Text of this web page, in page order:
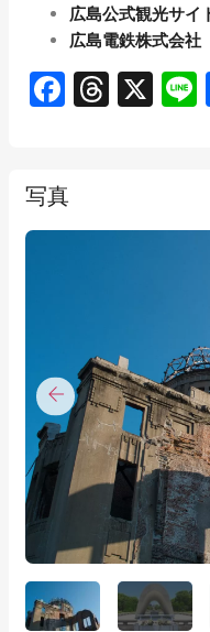
広島公式観光サ
広島電鉄株式会社
Facebook
X
写真